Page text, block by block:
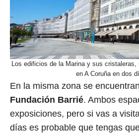
Los edificios de la Marina y sus
en A Coruña en dos
En la misma zona se encuentran
Fundación Barrié. Ambos
exposiciones, pero si vas a
días es probable que tengas